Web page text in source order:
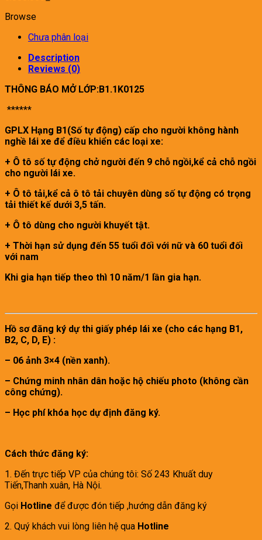
Browse
Chưa phân loại
Description
Reviews (0)
THÔNG BÁO MỞ LỚP:B1.1K0125
******
GPLX Hạng B1(Số tự động) cấp cho người không hành
nghề lái xe để điều khiển các loại xe:
+ Ô tô số tự động chở người đến 9 chỗ ngồi,kể cả chỗ ngồi
cho người lái xe.
+ Ô tô tải,kể cả ô tô tải chuyên dùng số tự động có trọng
tải thiết kế dưới 3,5 tấn.
+ Ô tô dùng cho người khuyết tật.
+ Thời hạn sử dụng đến 55 tuổi đối với nữ và 60 tuổi đối
với nam
Khi gia hạn tiếp theo thì 10 năm/1 lần gia hạn.
Hồ sơ đăng ký dự thi giấy phép lái xe (cho các hạng B1,
B2, C, D, E) :
– 06 ảnh 3×4 (nền xanh).
– Chứng minh nhân dân hoặc hộ chiếu photo (không cần
công chứng).
– Học phí khóa học dự định đăng ký.
Cách thức đăng ký:
1. Đến trực tiếp VP của chúng tôi: Số 243 Khuất duy
Tiến,Thanh xuân, Hà Nội.
Gọi Hotline để được đón tiếp ,hướng dẫn đăng ký
2. Quý khách vui lòng liên hệ qua Hotline